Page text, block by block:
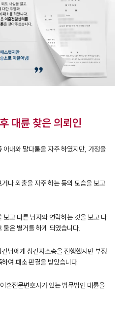
대륜 찾은 의뢰인
아내와 말다툼을 자주 하였지만, 가정을
나 외출을 자주 하는 등의 모습을 보고
보고 다른 남자와 연락하는 것을 보고 다
둘은 별거를 하게 되었습니다.
남에게 상간자소송을 진행했지만 부정
여 패소 판결을 받았습니다.
혼전문변호사가 있는 법무법인 대륜을